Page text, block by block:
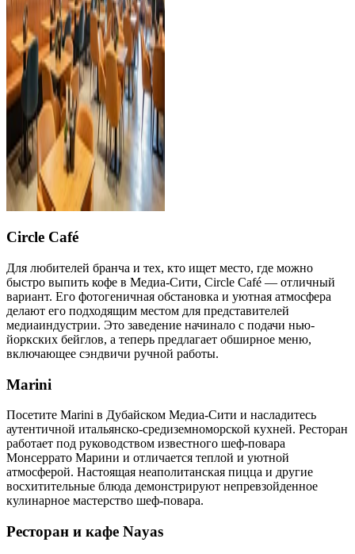
Circle Café
Для любителей бранча и тех, кто ищет место, где можно
быстро выпить кофе в Медиа-Сити, Circle Café — отличный
вариант. Его фотогеничная обстановка и уютная атмосфера
делают его подходящим местом для представителей
медиаиндустрии. Это заведение начинало с подачи нью-
йоркских бейглов, а теперь предлагает обширное меню,
включающее сэндвичи ручной работы.
Marini
Посетите Marini в Дубайском Медиа-Сити и насладитесь
аутентичной итальянско-средиземноморской кухней. Ресторан
работает под руководством известного шеф-повара
Монсеррато Марини и отличается теплой и уютной
атмосферой. Настоящая неаполитанская пицца и другие
восхитительные блюда демонстрируют непревзойденное
кулинарное мастерство шеф-повара.
Ресторан и кафе Nayas